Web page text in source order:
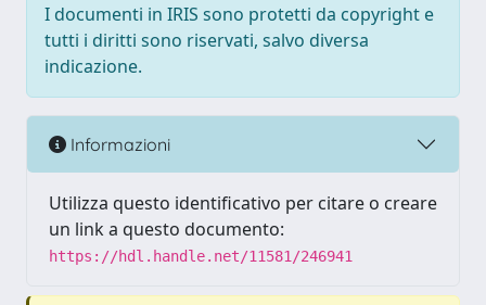
I documenti in IRIS sono protetti da copyright e
tutti i diritti sono riservati, salvo diversa
indicazione.
Informazioni
Utilizza questo identificativo per citare o creare
un link a questo documento:
https://hdl.handle.net/11581/246941